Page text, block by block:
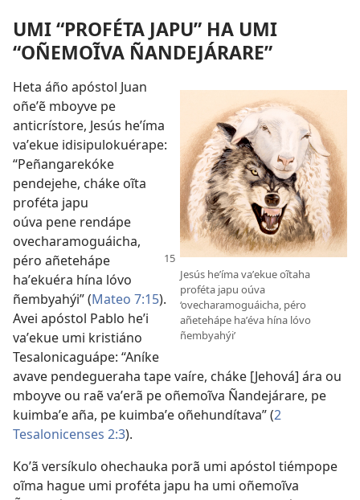
UMI “PROFÉTA JAPU” HA UMI
“OÑEMOĨVA ÑANDEJÁRARE”
Jesús heʼíma vaʼekue oĩtaha
proféta japu oúva
‘ovecharamoguáicha, péro
añetehápe haʼéva hína lóvo
ñembyahýi’
Heta áño apóstol Juan
oñeʼẽ mboyve pe
anticrístore, Jesús heʼíma
vaʼekue idisipulokuérape:
“Peñangarekóke
pendejehe, cháke oĩta
proféta japu
oúva pene rendápe
ovecharamoguáicha,
péro añetehápe
haʼekuéra hína lóvo
ñembyahýi” (Mateo 7:15).
Avei apóstol Pablo heʼi
vaʼekue umi kristiáno
Tesalonicaguápe: “Aníke
avave pendegueraha tape vaíre, cháke [Jehová] ára ou
mboyve ou raẽ vaʼerã pe oñemoĩva Ñandejárare, pe
kuimbaʼe aña, pe kuimbaʼe oñehundítava” (2
Tesalonicenses 2:3).
Koʼã versíkulo ohechauka porã umi apóstol tiémpope
oĩma hague umi proféta japu ha umi oñemoĩva